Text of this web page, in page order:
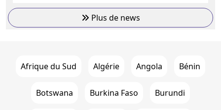
Plus de news
Afrique du Sud Algérie Angola Bénin
Botswana Burkina Faso Burundi